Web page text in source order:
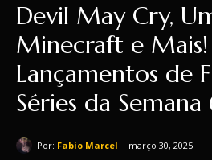
Devil May Cry,
Minecraft e Mais!
Lançamentos de
Séries da
Por: Fabio Marcel março 30, 2025